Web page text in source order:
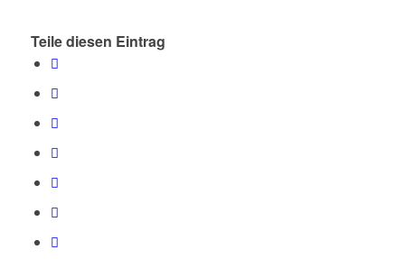
Teile diesen Eintrag